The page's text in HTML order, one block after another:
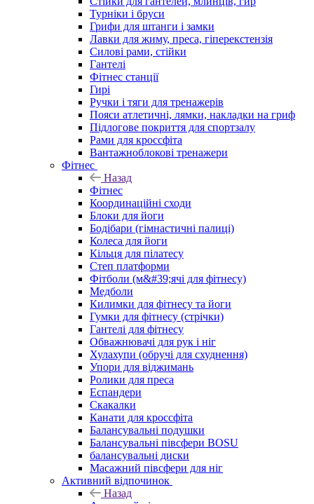
Турніки і бруси
Грифи для штанги і замки
Лавки для жиму, преса, гіперекстензія
Силові рами, стійки
Гантелі
Фітнес станції
Гирі
Ручки і тяги для тренажерів
Пояси атлетичні, лямки, накладки на гриф
Підлогове покриття для спортзалу
Рами для кроссфіта
Вантажноблокові тренажери
Фітнес
Назад
Фітнес
Координаційні сходи
Блоки для йоги
Бодібари (гімнастичні палиці)
Колеса для йоги
Кільця для пілатесу
Степ платформи
Фітболи (м&#39;ячі для фітнесу)
Медболи
Килимки для фітнесу та йоги
Гумки для фітнесу (стрічки)
Гантелі для фітнесу
Обважнювачі для рук і ніг
Хулахупи (обручі для схуднення)
Упори для віджимань
Ролики для преса
Еспандери
Скакалки
Канати для кроссфіта
Балансувальні подушки
Балансувальні півсфери BOSU
балансувальні диски
Масажний півсфери для ніг
Активний відпочинок
Назад